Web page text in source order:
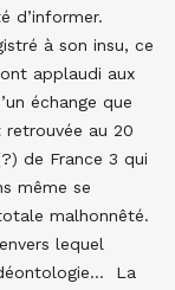
d’informer.
à son insu, ce
applaudi aux
échange que
retrouvée au 20
de France 3 qui
même se
malhonnêté.
lequel
La